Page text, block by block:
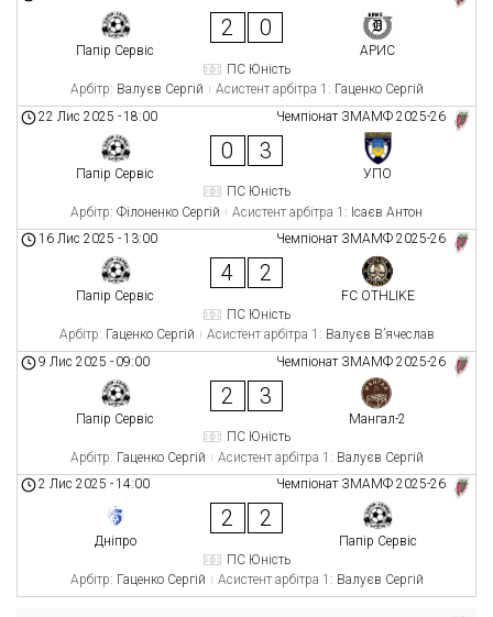
Папір Сервіс
2 0
АРИС
ПС Юність
Арбітр: Валуєв Сергій Асистент арбітра 1: Гаценко Сергій
Чемпіонат ЗМАМФ 2025-26
22 Лис 2025 -18:00
Папір Сервіс
0 3
УПО
ПС Юність
Арбітр: Філоненко Сергій Асистент арбітра 1: Ісаєв Антон
Чемпіонат ЗМАМФ 2025-26
16 Лис 2025 -13:00
Папір Сервіс
4 2
FC OTHLIKE
ПС Юність
Арбітр: Гаценко Сергій Асистент арбітра 1: Валуєв В’ячеслав
Чемпіонат ЗМАМФ 2025-26
9 Лис 2025 - 09:00
Папір Сервіс
2 3
Мангал-2
ПС Юність
Арбітр: Гаценко Сергій Асистент арбітра 1: Валуєв Сергій
Чемпіонат ЗМАМФ 2025-26
2 Лис 2025 -14:00
Дніпро
2 2
Папір Сервіс
ПС Юність
Арбітр: Гаценко Сергій Асистент арбітра 1: Валуєв Сергій